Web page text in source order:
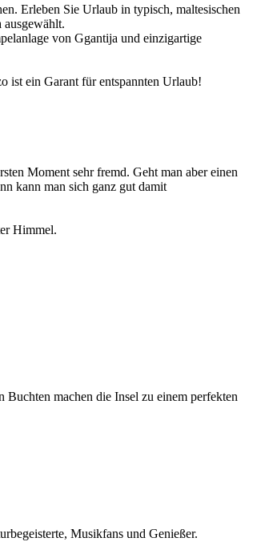
Erleben Sie Urlaub in typisch, maltesischen
ausgewählt.
von Ggantija und einzigartige
ist ein Garant für entspannten Urlaub!
Moment sehr fremd. Geht man aber einen
kann man sich ganz gut damit
Himmel.
machen die Insel zu einem perfekten
Musikfans und Genießer.